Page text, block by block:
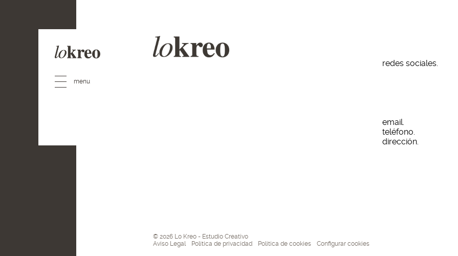
redes sociales.
email.
teléfono.
dirección.
© 2026 Lo Kreo - Estudio Creativo
Aviso Legal
Política de privacidad Política de cookies Configurar cookies